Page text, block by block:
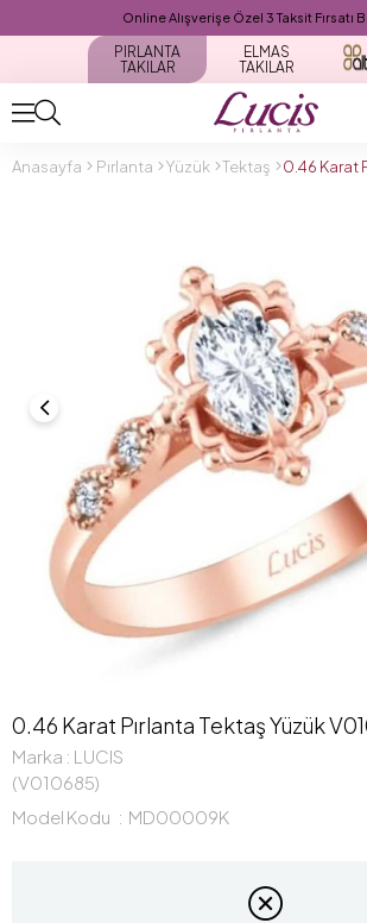
Online Alışverişe Özel 3 Taksit Fırsatı
PIRLANTA
TAKILAR
ELMAS
TAKILAR
Anasayfa Pırlanta Yüzük Tektaş 0.46 Karat
0.46 Karat Pırlanta Tektaş Yüzük
Marka : LUCIS
(V010685)
Model Kodu
MD00009K